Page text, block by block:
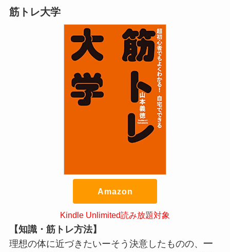
筋トレ大学
Amazon
Kindle Unlimited読み放題対象
【知識・筋トレ方法】
理想の体に近づきたいーそう決意したものの、 一